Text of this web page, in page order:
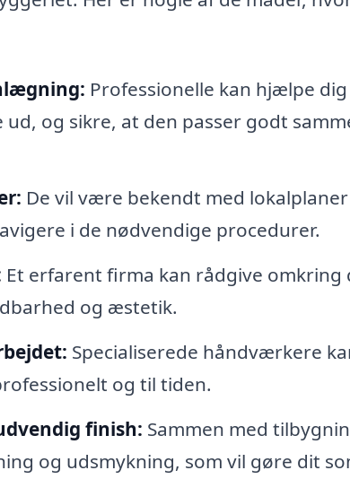
Professionelle kan hjælpe
ud, og sikre, at den passer godt
De vil være bekendt med
i de nødvendige procedurer.
Et erfarent firma kan rådgive
og æstetik.
Specialiserede håndværkere
og til tiden.
finish: Sammen med
og udsmykning, som vil gøre dit